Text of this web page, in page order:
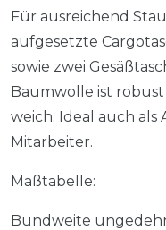
Für ausreichend
aufgesetzte
sowie zwei
Baumwolle ist
weich. Ideal auch als
Mitarbeiter.
Maßtabelle:
Bundweite